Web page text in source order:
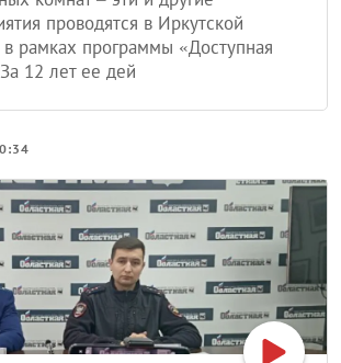
проводятся в Иркутской
в рамках программы «Доступная
12 лет ее дей